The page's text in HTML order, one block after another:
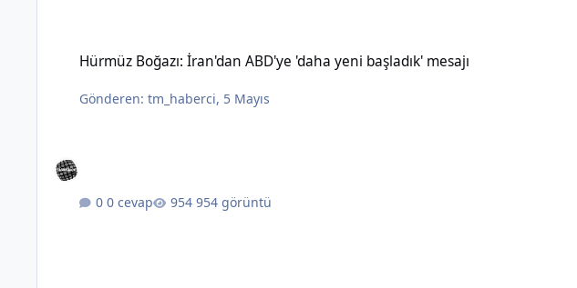
Hürmüz Boğazı: İran'dan ABD'ye 'daha yeni başladık' mesajı
Gönderen:tm_haberci, 5 Mayıs
0 cevap 954 görüntü